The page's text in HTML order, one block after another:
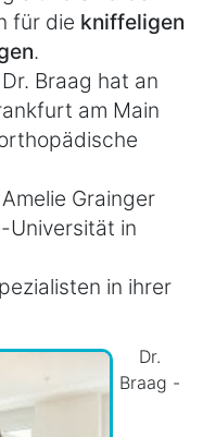
für die kniffeligen
.
Braag hat an
am Main
Grainger
Universität in
in ihrer
Dr.
Braag -